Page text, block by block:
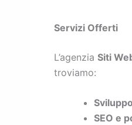
Servizi Offerti
L’agenzia Siti
troviamo:
SEO e